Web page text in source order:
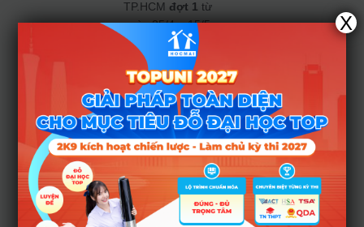
TP.HCM đợt 1 từ
ngày 25/4 – 15/5
bằng hình thức trực
tuyến tại địa
chỉ https://dkdgnl.hc
mue.edu.vn/.
(Nguồn: Tổng hợp)
X